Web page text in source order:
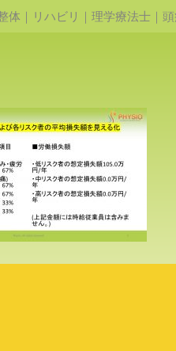
体｜リハビリ｜理学療法士｜